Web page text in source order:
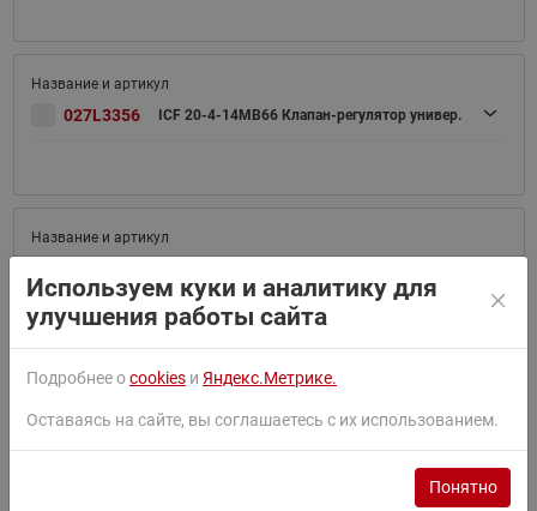
027L3356 ICF 20-4-14MB66 Клапан-регулятор универ.
027L3000
Используем куки и аналитику для
улучшения работы сайта
Подробнее оcookies и Яндекс.Метрике.
Оставаясь на сайте, вы соглашаетесь с их использованием.
Понятно